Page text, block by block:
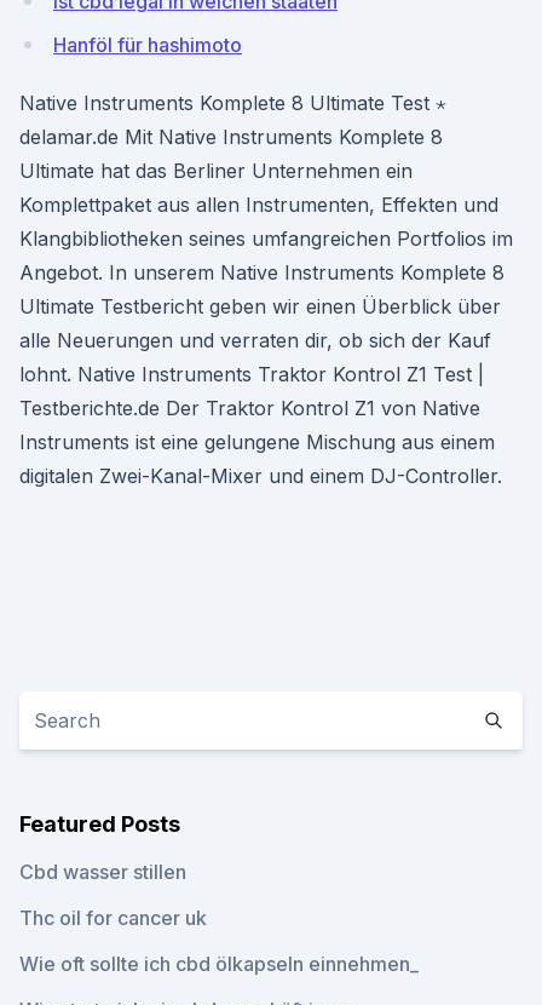
Hanföl für hashimoto
Native Instruments Komplete 8 Ultimate Test ⋆
delamar.de Mit Native Instruments Komplete 8
Ultimate hat das Berliner Unternehmen ein
Komplettpaket aus allen Instrumenten, Effekten und
Klangbibliotheken seines umfangreichen Portfolios im
Angebot. In unserem Native Instruments Komplete 8
Ultimate Testbericht geben wir einen Überblick über
alle Neuerungen und verraten dir, ob sich der Kauf
lohnt. Native Instruments Traktor Kontrol Z1 Test |
Testberichte.de Der Traktor Kontrol Z1 von Native
Instruments ist eine gelungene Mischung aus einem
digitalen Zwei-Kanal-Mixer und einem DJ-Controller.
Featured Posts
Cbd wasser stillen
Thc oil for cancer uk
Wie oft sollte ich cbd ölkapseln einnehmen_